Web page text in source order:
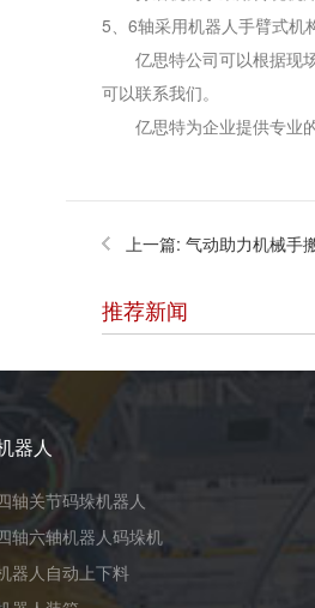
5、6轴采用机器人手臂式机
亿思特公司可以根据现场
可以联系我们。
亿思特为企业提供专业
上一篇: 气动助力机械手
推荐新闻
器人
轴关节码垛机器人
轴六轴机器人码垛机
器人自动上下料